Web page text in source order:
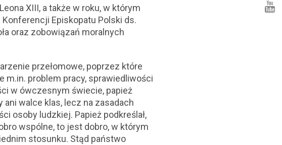
XIII, a także w roku, w którym
Episkopatu Polski ds.
oraz zobowiązań moralnych
przełomowe, poprzez które
m.in. problem pracy, sprawiedliwości
w ówczesnym świecie, papież
walce klas, lecz na zasadach
osoby ludzkiej. Papież podkreślał,
wspólne, to jest dobro, w którym
stosunku. Stąd państwo